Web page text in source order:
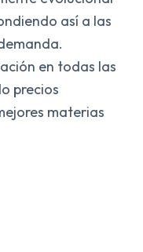
así a las
en todas las
precios
materias